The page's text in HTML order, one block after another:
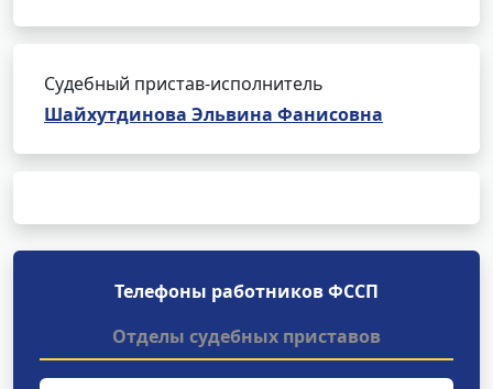
Судебный пристав-исполнитель
Шайхутдинова Эльвина Фанисовна
Телефоны работников ФССП
Отделы судебных приставов